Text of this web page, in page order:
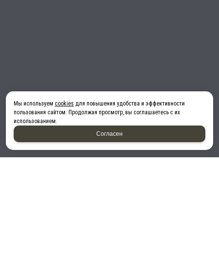
Мы используем cookies для повышения удобства и эффективности
пользования сайтом. Продолжая просмотр, вы соглашаетесь с их
использованием.
Согласен